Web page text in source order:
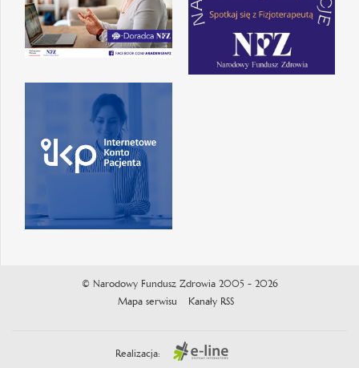
© Narodowy Fundusz Zdrowia 2005 - 2026
Mapa serwisu
Kanały RSS
Realizacja: